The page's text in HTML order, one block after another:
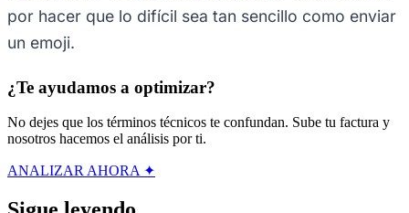
por hacer que lo difícil sea tan sencillo como enviar
un emoji.
¿Te ayudamos a optimizar?
No dejes que los términos técnicos te confundan. Sube tu factura y
nosotros hacemos el análisis por ti.
ANALIZAR AHORA ✦